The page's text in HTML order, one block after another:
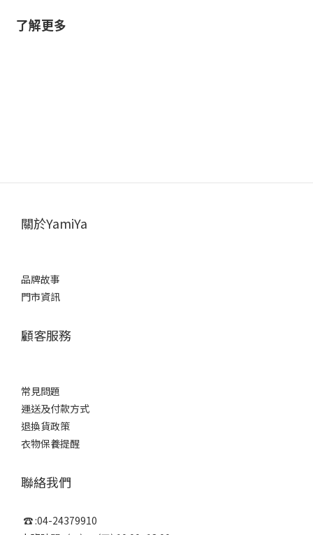
了解更多
關於YamiYa
品牌故事
門市資訊
顧客服務
常見問題
運送及付款方式
退換貨政策
衣物保養提醒
聯絡我們
☎ :04-24379910